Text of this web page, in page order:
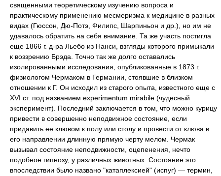
священными теоретическому изучению вопроса и
практическому применению месмеризма к медицине в разных
видах (Гюссон, Дю-Потэ, Филипс, Шарпиньон и др.), но им не
удавалось обратить на себя внимание. Та же участь постигла
еще 1866 г. д-ра Льебо из Нанси, взгляды которого примыкали
к воззрению Брэда. Точно так же долго оставались
изолированными исследования, опубликованные в 1873 г.
физиологом Чермаком в Германии, стоявшие в близком
отношении к Г. Он исходил из старого опыта, известного еще с
XVI ст. под названием experimentum mirabile (чудесный
эксперимент). Последний заключается в том, что можно курицу
привести в совершенно неподвижное состояние, если
придавить ее клювом к полу или столу и провести от клюва в
его направлении длинную прямую черту мелом. Чермак
вызывал состояние неподвижности, оцепенения, нечто
подобное гипнозу, у различных животных. Состояние это
впоследствии было названо "катаплексией" (испуг) — термин,